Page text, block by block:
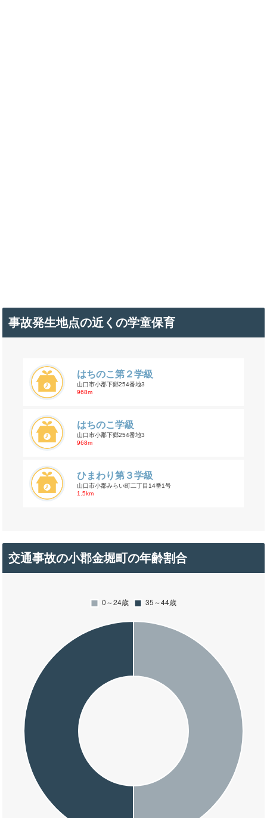
事故発生地点の近くの学童保育
はちのこ第２学級
山口市小郡下郷254番地3
968m
はちのこ学級
山口市小郡下郷254番地3
968m
ひまわり第３学級
山口市小郡みらい町二丁目14番1号
1.5km
交通事故の小郡金堀町の年齢割合